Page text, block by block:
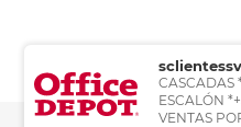
CASCADAS
ESCALÓN
VENTAS